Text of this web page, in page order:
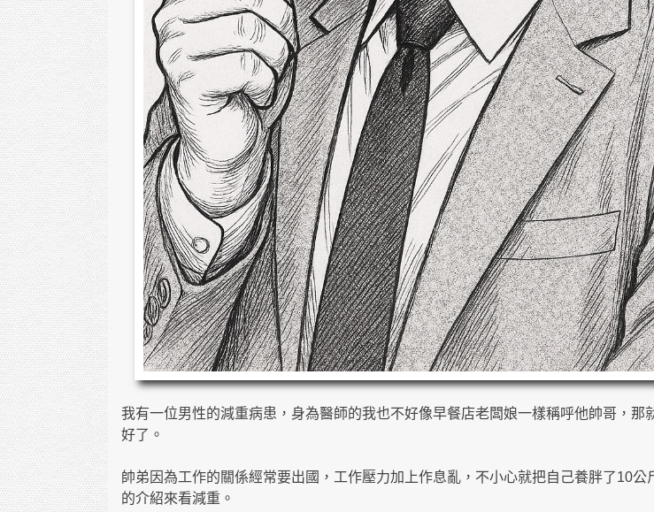
我有一位男性的減重病患，身為醫師的我也不好像早餐店老闆娘一樣稱呼他帥哥，那
好了。
帥弟因為工作的關係經常要出國，工作壓力加上作息亂，不小心就把自己養胖了10公
的介紹來看減重。